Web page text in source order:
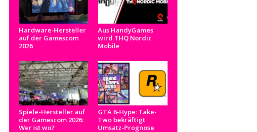
Hardware-Hersteller
auf der Gamescom
2026
Aus HandyGames
wird THQ Nordic
Mobile
Spiele-Hersteller auf
der Gamescom 2026:
Wer ist wo?
GTA 6-Hype: Take-
Two bekräftigt
Umsatz-Prognose